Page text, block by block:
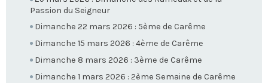
Passion du Seigneur
Dimanche 22 mars 2026 : 5ème de Carême
Dimanche 15 mars 2026 : 4ème de Carême
Dimanche 8 mars 2026 : 3ème de Carême
Dimanche 1 mars 2026 : 2ème Semaine de Carême